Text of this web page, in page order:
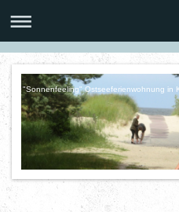
"Sonnenfeeling" Ostseeferienwohnung in